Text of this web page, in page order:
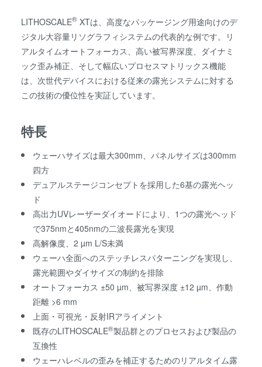
LITHOSCALE® XTは、高度なパッケージング用途向けのデ
ジタル大容量リソグラフィシステムの代表的な例です。リ
アルタイムオートフォーカス、高い被写界深度、ダイナミ
ック歪み補正、そして幅広いプロセスマトリックス機能
は、次世代デバイスにおける従来の露光システムに対する
この技術の優位性を実証しています。
特長
ウェーハサイズは最大300mm、パネルサイズは300mm
四方
デュアルステージコンセプトを採用した6基の露光ヘッ
ド
高出力UVレーザーダイオードにより、1つの露光ヘッド
で375nmと405nmの二波長露光を実現
高解像度、2 µm L/S未満
ウェーハ全面へのステッチレスパターニングを実現し、
露光範囲やダイサイズの制約を排除
オートフォーカス ±50 µm、被写界深度 ±12 µm、作動
距離 >6 mm
上面・可視光・反射IRアライメント
既存のLITHOSCALE®製品群とのプロセスおよび製品の
互換性
ウェーハレベルの歪みを補正するためのリアルタイム露